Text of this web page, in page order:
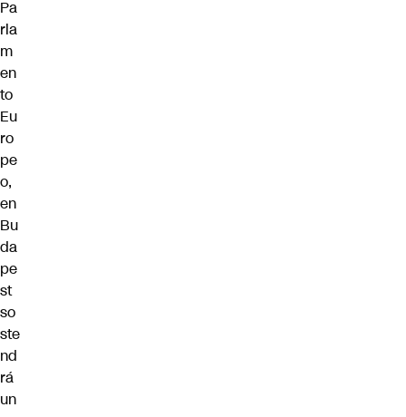
Pa
rla
m
en
to
Eu
ro
pe
o,
en
Bu
da
pe
st
so
ste
nd
rá
un